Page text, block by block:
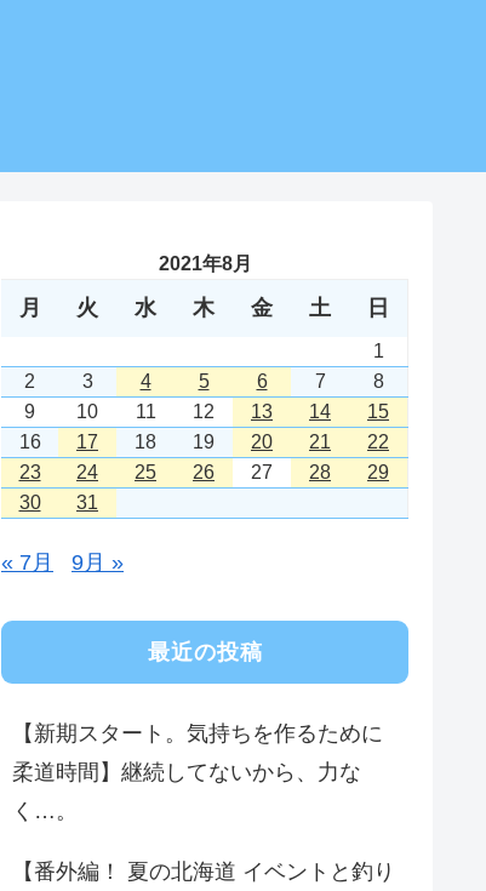
2021年8月
月 火 水 木 金 土 日
1
2
3 4 5 6 7
8
9
10 11 12 13 14
15
16
17 18 19 20 21
22
23
24 25 26 27 28
29
30
31
« 7月 9月 »
最近の投稿
【新期スタート。気持ちを作るために
柔道時間】継続してないから、力な
く…。
【番外編！ 夏の北海道 イベントと釣り